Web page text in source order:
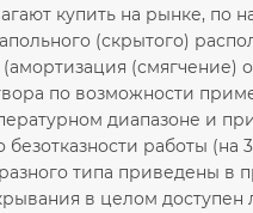
купить на рынке, по
(скрытого)
(смягчение)
по возможности
диапазоне и
работы (на 3
типа приведены в
в целом